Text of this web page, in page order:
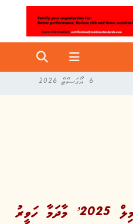
6 އޯގަސްޓް 2026
ފެމިލީ މިނިސްޓްރީގެ ‘ޝާމިލް 2025’ މާދަމާ ހަވީރު